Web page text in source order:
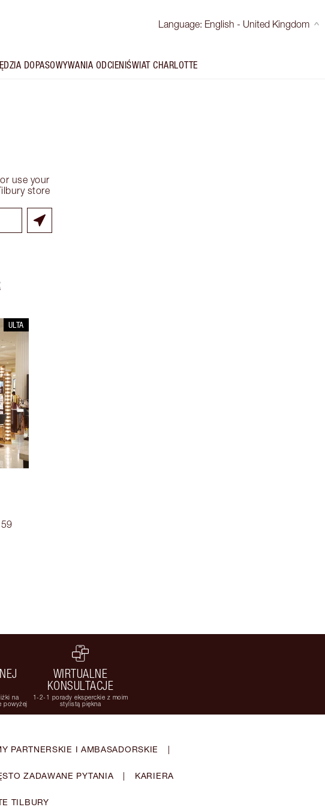
Language: English - United Kingdom
DOPASOWYWANIA ODCIENIŚWIAT CHARLOTTE
use your
store
ULTA
na
powyżej
WIRTUALNE
KONSULTACJE
1-2-1 porady eksperckie z moim
stylistą piękna
PARTNERSKIE I AMBASADORSKIE |
ZADAWANE PYTANIA | KARIERA
TILBURY